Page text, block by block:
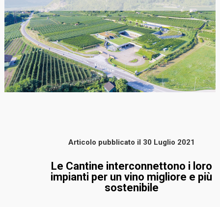
Articolo pubblicato il 30 Luglio 2021
Le Cantine interconnettono i loro
impianti per un vino migliore e più
sostenibile